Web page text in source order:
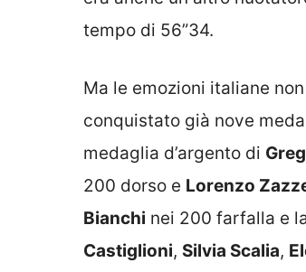
tempo di 56”34.
Ma le emozioni italiane
conquistato già nove
medaglia d’argento di
200 dorso e Lorenzo
Bianchi nei 200 farfalla e
Castiglioni, Silvia Scalia,